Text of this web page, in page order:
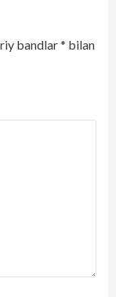
bandlar* bilan